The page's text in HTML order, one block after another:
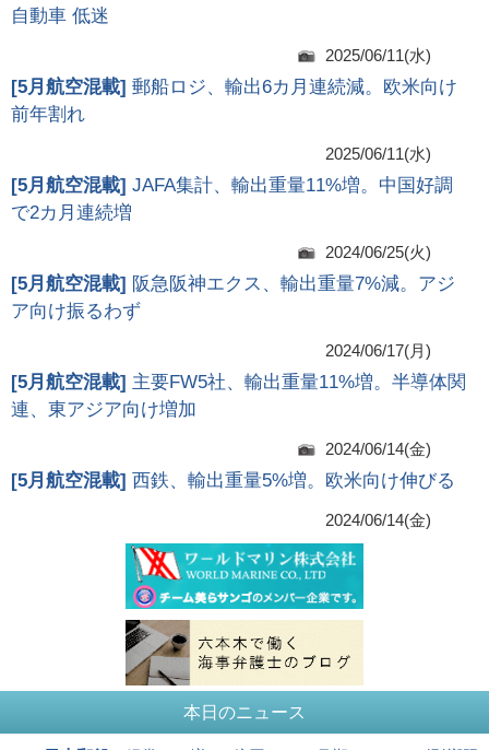
自動車 低迷
2025/06/11(水)
[5月航空混載] 郵船ロジ、輸出6カ月連続減。欧米向け
前年割れ
2025/06/11(水)
[5月航空混載] JAFA集計、輸出重量11%増。中国好調
で2カ月連続増
2024/06/25(火)
[5月航空混載] 阪急阪神エクス、輸出重量7%減。アジ
ア向け振るわず
2024/06/17(月)
[5月航空混載] 主要FW5社、輸出重量11%増。半導体関
連、東アジア向け増加
2024/06/14(金)
[5月航空混載] 西鉄、輸出重量5%増。欧米向け伸びる
2024/06/14(金)
本日のニュース